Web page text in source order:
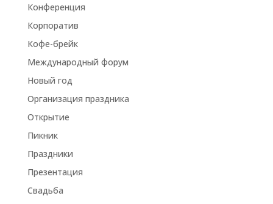
Конференция
Корпоратив
Кофе-брейк
Международный форум
Новый год
Организация праздника
Открытие
Пикник
Праздники
Презентация
Свадьба